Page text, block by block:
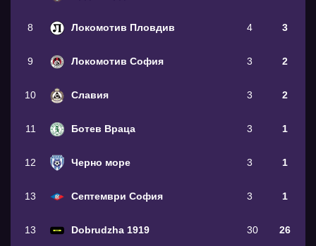
8 Локомотив Пловдив 4 3
9 Локомотив София 3 2
10 Славия 3 2
11 Ботев Враца 3 1
12 Черно море 3 1
13 Септември София 3 1
13 Dobrudzha 1919 30 26